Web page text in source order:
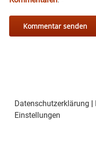
Datenschutzerklärung
Einstellungen